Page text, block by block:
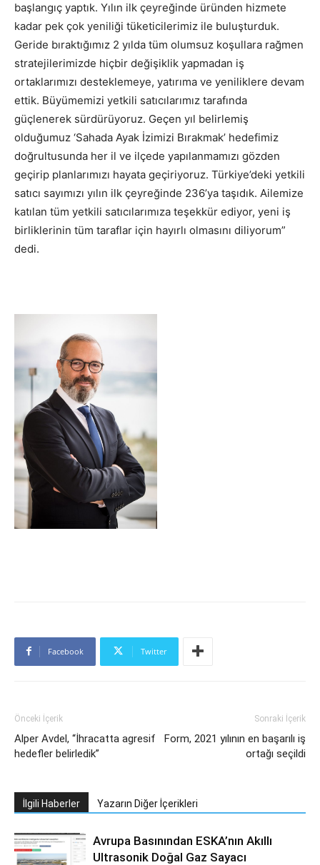
başlangıç yaptık. Yılın ilk çeyreğinde üründen hizmete
kadar pek çok yeniliği tüketicilerimiz ile buluşturduk.
Geride bıraktığımız 2 yılda tüm olumsuz koşullara rağmen
stratejilerimizde hiçbir değişiklik yapmadan iş
ortaklarımızı desteklemeye, yatırıma ve yeniliklere devam
ettik. Büyümemizi yetkili satıcılarımız tarafında
güçlenerek sürdürüyoruz. Geçen yıl belirlemiş
olduğumuz ‘Sahada Ayak İzimizi Bırakmak’ hedefimiz
doğrultusunda her il ve ilçede yapılanmamızı gözden
geçirip planlarımızı hayata geçiriyoruz. Türkiye’deki yetkili
satıcı sayımızı yılın ilk çeyreğinde 236’ya taşıdık. Ailemize
katılan tüm yetkili satıcılarımıza teşekkür ediyor, yeni iş
birliklerinin tüm taraflar için hayırlı olmasını diliyorum”
dedi.
Facebook Twitter
Önceki İçerik
Alper Avdel, “İhracatta agresif
hedefler belirledik”
Sonraki İçerik
Form, 2021 yılının en başarılı iş
ortağı seçildi
İlgili Haberler Yazarın Diğer İçerikleri
Avrupa Basınından ESKA’nın Akıllı
Ultrasonik Doğal Gaz Sayacı